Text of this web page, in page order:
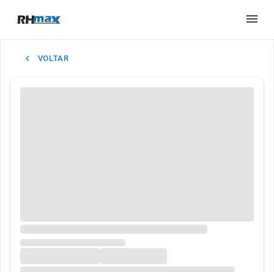
VOLTAR